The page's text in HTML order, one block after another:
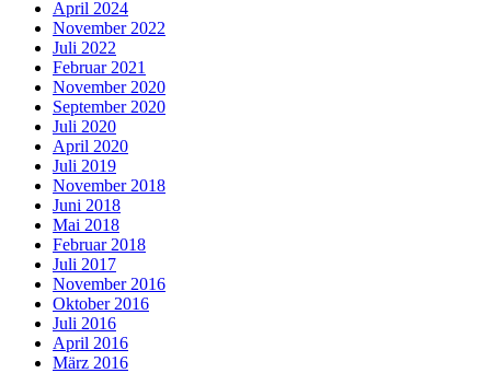
April 2024
November 2022
Juli 2022
Februar 2021
November 2020
September 2020
Juli 2020
April 2020
Juli 2019
November 2018
Juni 2018
Mai 2018
Februar 2018
Juli 2017
November 2016
Oktober 2016
Juli 2016
April 2016
März 2016